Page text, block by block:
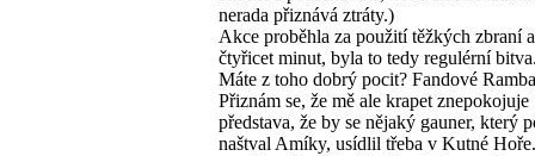
nerada přiznává ztráty.)
Akce proběhla za použití těžkých zbraní
čtyřicet minut, byla to tedy regulérní
Máte z toho dobrý pocit? Fandové
Přiznám se, že mě ale krapet znepokojuje
představa, že by se nějaký gauner, který
naštval Amíky, usídlil třeba v Kutné